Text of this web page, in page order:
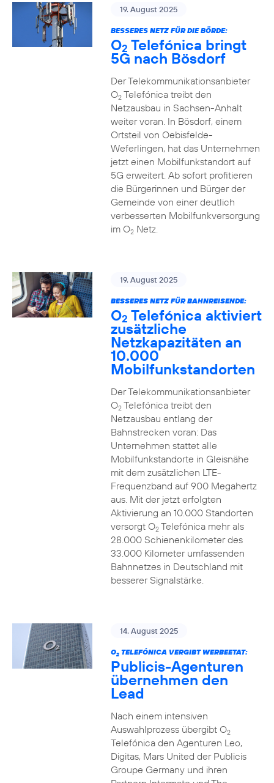
19. August 2025
BESSERES NETZ FÜR DIE BÖRDE:
O2 Telefónica bringt
5G nach Bösdorf
Der Telekommunikationsanbieter
O2Telefónica treibt den
Netzausbau in Sachsen-Anhalt
weiter voran. In Bösdorf, einem
Ortsteil von Oebisfelde-
Weferlingen, hat das Unternehmen
jetzt einen Mobilfunkstandort auf
5G erweitert. Ab sofort profitieren
die Bürgerinnen und Bürger der
Gemeinde von einer deutlich
verbesserten Mobilfunkversorgung
im O2Netz.
19. August 2025
BESSERES NETZ FÜR BAHNREISENDE:
O2 Telefónica aktiviert
zusätzliche
Netzkapazitäten an
10.000
Mobilfunkstandorten
Der Telekommunikationsanbieter
O2Telefónica treibt den
Netzausbau entlang der
Bahnstrecken voran: Das
Unternehmen stattet alle
Mobilfunkstandorte in Gleisnähe
mit dem zusätzlichen LTE-
Frequenzband auf 900 Megahertz
aus. Mit der jetzt erfolgten
Aktivierung an 10.000 Standorten
versorgt O2Telefónica mehr als
28.000 Schienenkilometer des
33.000 Kilometer umfassenden
Bahnnetzes in Deutschland mit
besserer Signalstärke.
14. August 2025
O2TELEFÓNICA VERGIBT WERBEETAT:
Publicis-Agenturen
übernehmen den
Lead
Nach einem intensiven
Auswahlprozess übergibt O2
Telefónica den Agenturen Leo,
Digitas, Mars United der Publicis
Groupe Germany und ihren